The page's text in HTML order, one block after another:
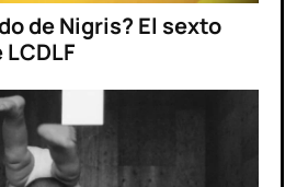
de Nigris? El sexto